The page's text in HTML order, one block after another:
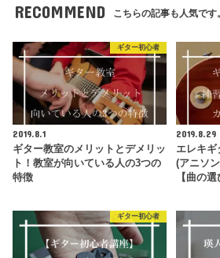
RECOMMEND こちらの記事も人気です
ギター初心者
2019.8.1
ギター教室のメリットとデメリッ
ト！教室が向いている人の3つの
特徴
2019.8.29
エレキギ
(アニソ
【曲の
ギター初心者